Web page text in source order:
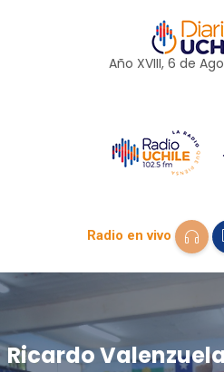
Año XVIII, 6 de
Radio en vivo
Ricardo